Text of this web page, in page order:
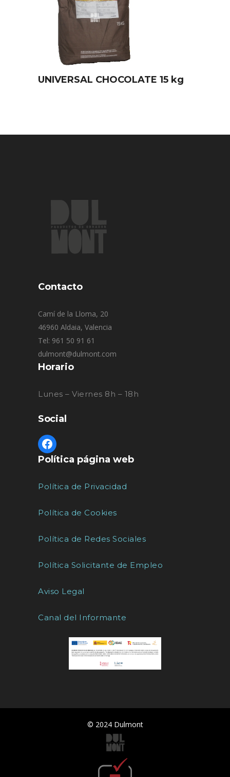
UNIVERSAL CHOCOLATE 15 kg
Contacto
Camí de la Lloma, 20
46960 Aldaia, Valencia
Tel: 961 50 91 61
dulmont@dulmont.com
Horario
Lunes – Viernes 8h – 18h
Social
Política página web
Política de Privacidad
Política de Cookies
Política de Redes Sociales
Política Solicitante de Empleo
Aviso Legal
Canal del Informante
© 2024 Dulmont